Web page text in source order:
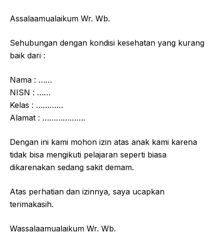
Assalaamualaikum Wr. Wb.
Sehubungan dengan kondisi kesehatan yang kurang
baik dari :
Nama : ……
NISN : ……
Kelas : …………
Alamat : ……………….
Dengan ini kami mohon izin atas anak kami karena
tidak bisa mengikuti pelajaran seperti biasa
dikarenakan sedang sakit demam.
Atas perhatian dan izinnya, saya ucapkan
terimakasih.
Wassalaamualaikum Wr. Wb.